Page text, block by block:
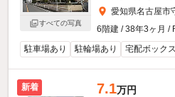
すべての写真
愛知県名古屋市
6階建 / 38年3ヶ月 /
駐車場あり
駐輪場あり 宅配ボックス
新着 7.1万円